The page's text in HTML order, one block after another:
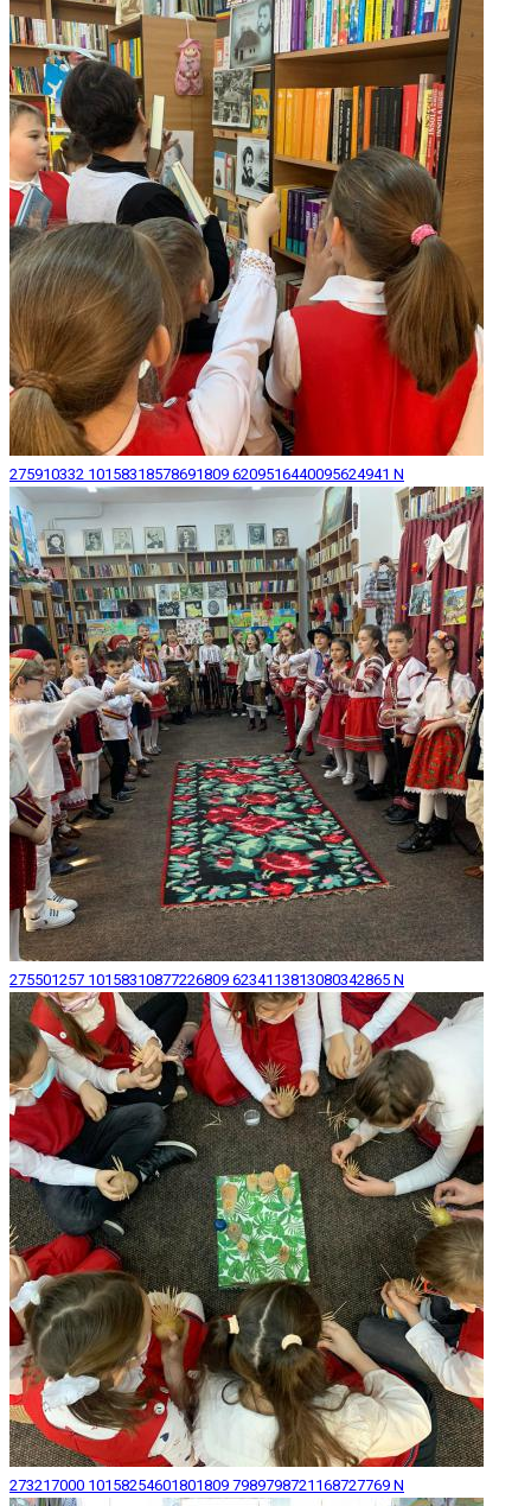
275910332 10158318578691809 6209516440095624941 N
275501257 10158310877226809 6234113813080342865 N
273217000 10158254601801809 7989798721168727769 N